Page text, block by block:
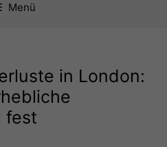
Menü
in London:
fest